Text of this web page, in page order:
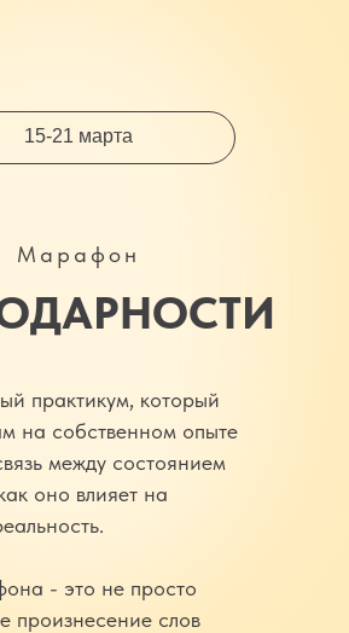
15-21 марта
практикум, который
на собственном опыте
между состоянием
оно влияет на
- это не просто
произнесение слов
Марафон